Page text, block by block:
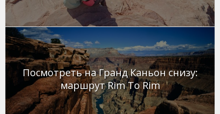
Посмотреть на Гранд Каньон снизу:
маршрут Rim To Rim